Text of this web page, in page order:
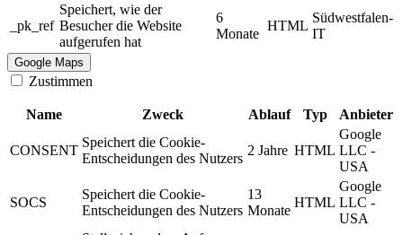
_pk_ref
Speichert, wie der
Besucher die Website
aufgerufen hat
6
Monate
HTML
Südwestfalen-
IT
Google Maps
Zustimmen
Name Zweck Ablauf Typ Anbieter
CONSENT
Speichert die Cookie-
Entscheidungen des Nutzers
2 Jahre HTML
Google
LLC -
USA
SOCS
Speichert die Cookie-
Entscheidungen des Nutzers
13
Monate
HTML
Google
LLC -
USA